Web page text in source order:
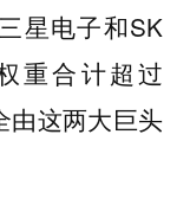
星电子和SK
重合计超过
由这两大巨头